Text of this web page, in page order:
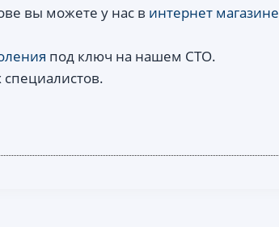
вы можете у нас в интернет магазине
под ключ на нашем СТО.